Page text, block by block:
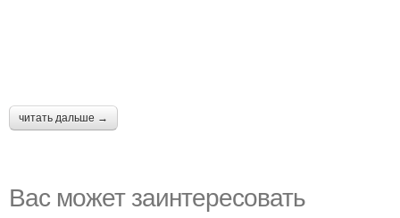
читать дальше →
Вас может заинтересовать